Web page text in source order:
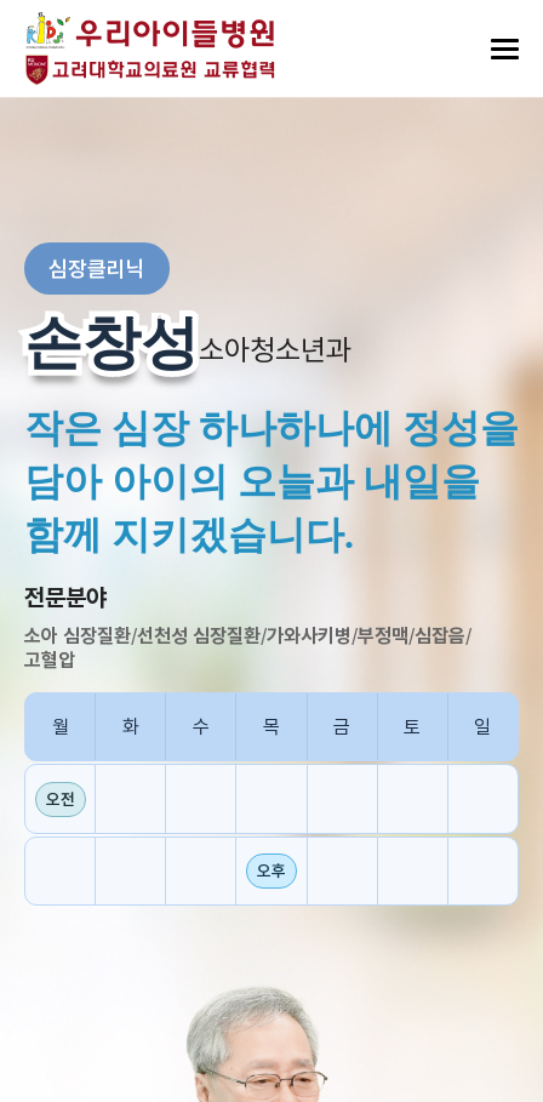
심장클리닉
손창성
손창성 소아청소년과
작은 심장 하나하나에 정성을
담아 아이의 오늘과 내일을
함께 지키겠습니다.
전문분야
소아 심장질환/선천성 심장질환/가와사키병/부정맥/심잡음/
고혈압
월 화 수 목 금 토 일
오전
오후